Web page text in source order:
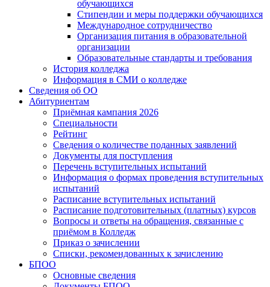
обучающихся
Стипендии и меры поддержки обучающихся
Международное сотрудничество
Организация питания в образовательной
организации
Образовательные стандарты и требования
История колледжа
Информация в СМИ о колледже
Сведения об ОО
Абитуриентам
Приёмная кампания 2026
Специальности
Рейтинг
Сведения о количестве поданных заявлений
Документы для поступления
Перечень вступительных испытаний
Информация о формах проведения вступительных
испытаний
Расписание вступительных испытаний
Расписание подготовительных (платных) курсов
Вопросы и ответы на обращения, связанные с
приёмом в Колледж
Приказ о зачислении
Списки, рекомендованных к зачислению
БПОО
Основные сведения